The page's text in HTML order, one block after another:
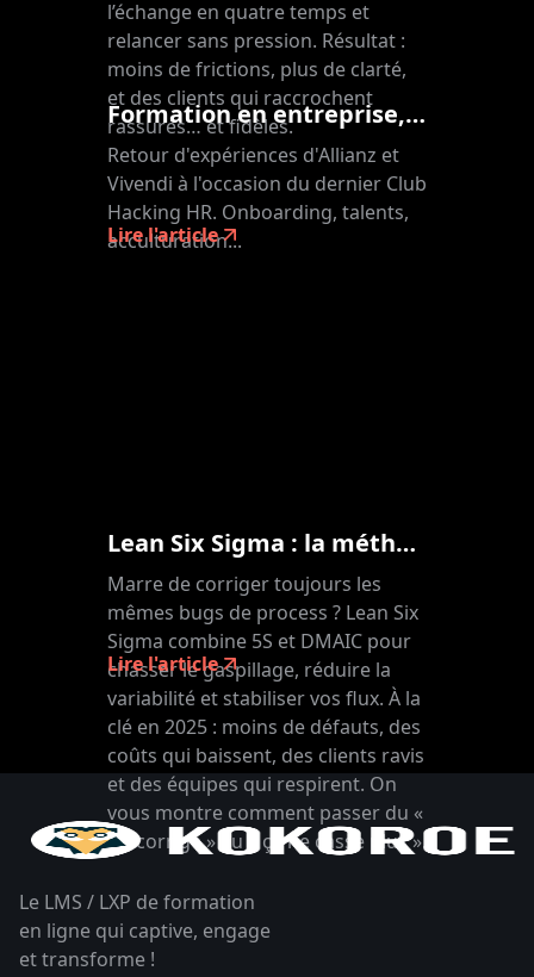
l’échange en quatre temps et
relancer sans pression. Résultat :
moins de frictions, plus de clarté,
et des clients qui raccrochent
rassurés… et fidèles.
Formation en entreprise, learning culture et onboarding : les nouvelles stratégies des organisations
Retour d'expériences d'Allianz et
Vivendi à l'occasion du dernier Club
Hacking HR. Onboarding, talents,
acculturation...
Lire l'article
Lean Six Sigma : la méthode qualité pour des processus sans défauts
Marre de corriger toujours les
mêmes bugs de process ? Lean Six
Sigma combine 5S et DMAIC pour
chasser le gaspillage, réduire la
variabilité et stabiliser vos flux. À la
clé en 2025 : moins de défauts, des
coûts qui baissent, des clients ravis
et des équipes qui respirent. On
vous montre comment passer du «
on corrige » au « ça ne casse plus ».
Lire l'article
Le LMS / LXP de formation
en ligne qui captive, engage
et transforme !